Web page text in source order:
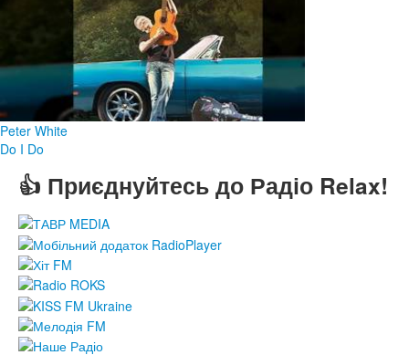
Peter White
Do I Do
👍 Приєднуйтесь до Радіо Relax!